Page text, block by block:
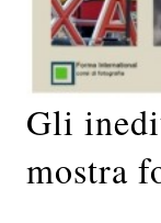
Gli
mostra